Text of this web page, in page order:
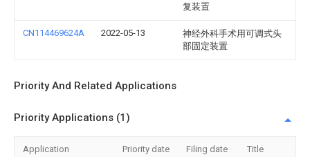
复装置
CN114469624A 2022-05-13
神经外科手术用可调式头
部固定装置
Priority And Related Applications
Priority Applications (1)
Application Priority date Filing date Title